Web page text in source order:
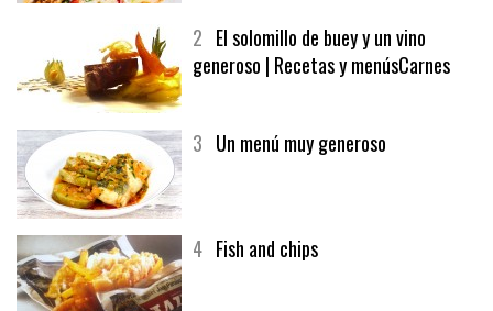
2 El solomillo de buey y un vino
generoso | Recetas y menúsCarnes
3 Un menú muy generoso
4 Fish and chips